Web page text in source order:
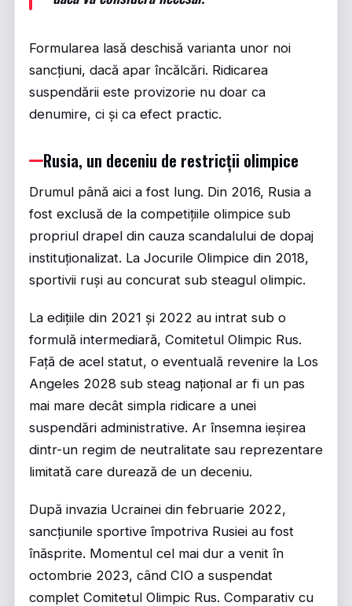
Formularea lasă deschisă varianta unor noi
sancțiuni, dacă apar încălcări. Ridicarea
suspendării este provizorie nu doar ca
denumire, ci și ca efect practic.
Rusia, un deceniu de restricții olimpice
Drumul până aici a fost lung. Din 2016, Rusia a
fost exclusă de la competițiile olimpice sub
propriul drapel din cauza scandalului de dopaj
instituționalizat. La Jocurile Olimpice din 2018,
sportivii ruși au concurat sub steagul olimpic.
La edițiile din 2021 și 2022 au intrat sub o
formulă intermediară, Comitetul Olimpic Rus.
Față de acel statut, o eventuală revenire la Los
Angeles 2028 sub steag național ar fi un pas
mai mare decât simpla ridicare a unei
suspendări administrative. Ar însemna ieșirea
dintr-un regim de neutralitate sau reprezentare
limitată care durează de un deceniu.
După invazia Ucrainei din februarie 2022,
sancțiunile sportive împotriva Rusiei au fost
înăsprite. Momentul cel mai dur a venit în
octombrie 2023, când CIO a suspendat
complet Comitetul Olimpic Rus. Comparativ cu